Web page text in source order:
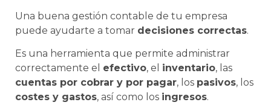
Una buena gestión contable de tu empresa
puede ayudarte a tomar decisiones correctas.
Es una herramienta que permite administrar
correctamente el efectivo, el inventario, las
cuentas por cobrar y por pagar, los pasivos, los
costes y gastos, así como los ingresos.